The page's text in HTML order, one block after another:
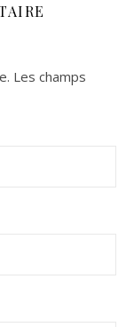
Les champs